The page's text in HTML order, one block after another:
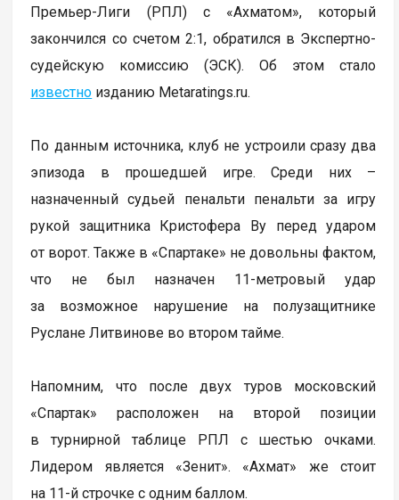
Премьер-Лиги (РПЛ) с «Ахматом», который
закончился со счетом 2:1, обратился в Экспертно-
судейскую комиссию (ЭСК). Об этом стало
известно изданию Metaratings.ru.
По данным источника, клуб не устроили сразу два
эпизода в прошедшей игре. Среди них –
назначенный судьей пенальти пенальти за игру
рукой защитника Кристофера Ву перед ударом
от ворот. Также в «Спартаке» не довольны фактом,
что не был назначен 11-метровый удар
за возможное нарушение на полузащитнике
Руслане Литвинове во втором тайме.
Напомним, что после двух туров московский
«Спартак» расположен на второй позиции
в турнирной таблице РПЛ с шестью очками.
Лидером является «Зенит». «Ахмат» же стоит
на 11-й строчке с одним баллом.